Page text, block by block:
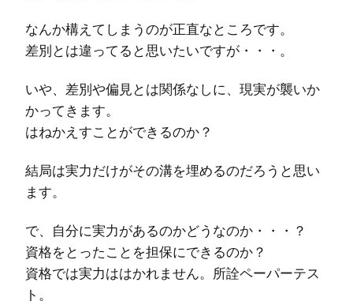
なんか構えてしまうのが正直なところです。
差別とは違ってると思いたいですが・・・。
いや、差別や偏見とは関係なしに、現実が襲いか
かってきます。
はねかえすことができるのか？
結局は実力だけがその溝を埋めるのだろうと思い
ます。
で、自分に実力があるのかどうなのか・・・？
資格をとったことを担保にできるのか？
資格では実力ははかれません。所詮ペーパーテス
ト。